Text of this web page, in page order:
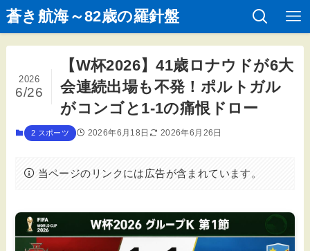
蒼き航海～82歳の羅針盤
【W杯2026】41歳ロナウドが6大
会連続出場も不発！ポルトガル
がコンゴと1-1の痛恨ドロー
2026
6/26
2 スポーツ 2026年6月18日 2026年6月26日
当ページのリンクには広告が含まれています。